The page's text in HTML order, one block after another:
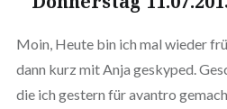
Moin, Heute bin ich mal wieder
dann kurz mit Anja geskyped.
die ich gestern für avantro